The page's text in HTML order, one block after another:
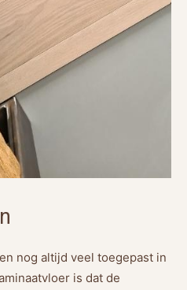
nog altijd veel toegepast in
is dat de